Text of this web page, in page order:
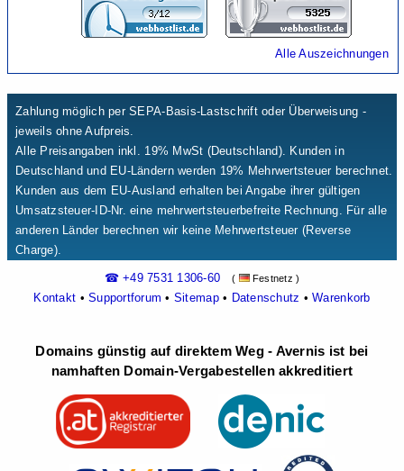
Alle Auszeichnungen
Zahlung möglich per SEPA-Basis-Lastschrift oder Überweisung -
jeweils ohne Aufpreis.
Alle Preisangaben inkl. 19% MwSt (Deutschland). Kunden in
Deutschland und EU-Ländern werden 19% Mehrwertsteuer berechnet.
Kunden aus dem EU-Ausland erhalten bei Angabe ihrer gültigen
Umsatzsteuer-ID-Nr. eine mehrwertsteuerbefreite Rechnung. Für alle
anderen Länder berechnen wir keine Mehrwertsteuer (Reverse
Charge).
☎ +49 7531 1306-60 ( Festnetz )
Kontakt •Supportforum • Sitemap• Datenschutz •Warenkorb
Domains günstig auf direktem Weg - Avernis ist bei
namhaften Domain-Vergabestellen akkreditiert